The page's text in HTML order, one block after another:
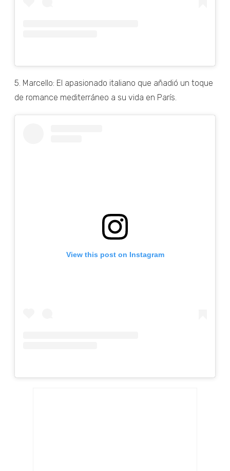
5. Marcello: El apasionado italiano que añadió un toque
de romance mediterráneo a su vida en París.
View this post on Instagram